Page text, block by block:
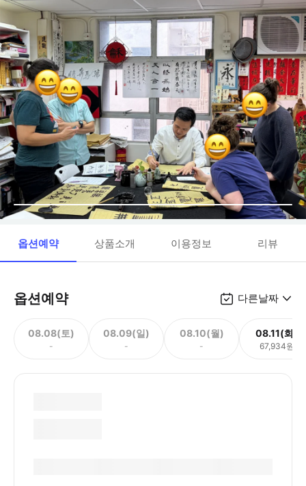
옵션예약 상품소개 이용정보 리뷰
옵션예약 다른날짜
08.08(토)
-
08.09(일)
-
08.10(월)
-
08.11(화)
67,934원